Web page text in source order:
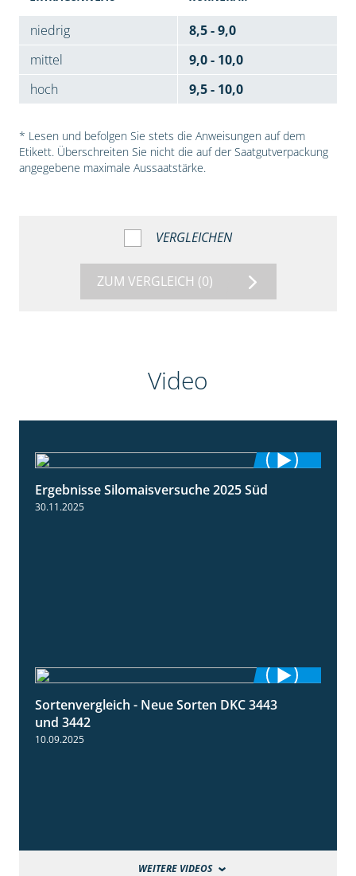
niedrig
8,5 - 9,0
mittel
9,0 - 10,0
hoch
9,5 - 10,0
* Lesen und befolgen Sie stets die Anweisungen auf dem
Etikett. Überschreiten Sie nicht die auf der Saatgutverpackung
angegebene maximale Aussaatstärke.
VERGLEICHEN
ZUM VERGLEICH (0)
Video
Ergebnisse Silomaisversuche 2025 Süd
30.11.2025
1:59
Sortenvergleich - Neue Sorten DKC 3443
und 3442
10.09.2025
WEITERE VIDEOS